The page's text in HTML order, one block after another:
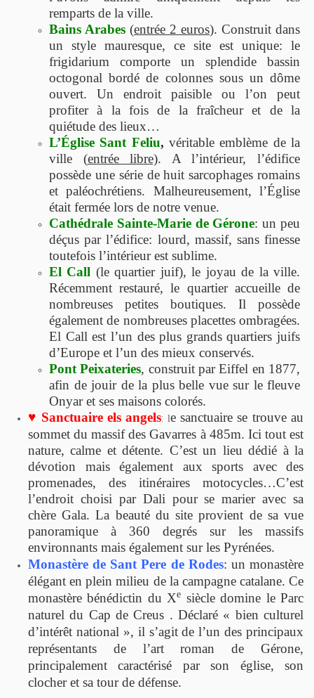
remparts de la ville.
Bains Arabes (entrée 2 euros). Construit dans
un style mauresque, ce site est unique: le
frigidarium comporte un splendide bassin
octogonal bordé de colonnes sous un dôme
ouvert. Un endroit paisible ou l’on peut
profiter à la fois de la fraîcheur et de la
quiétude des lieux…
L’Église Sant Feliu, véritable emblème de la
ville (entrée libre). A l’intérieur, l’édifice
possède une série de huit sarcophages romains
et paléochrétiens. Malheureusement, l’Église
était fermée lors de notre venue.
Cathédrale Sainte-Marie de Gérone: un peu
déçus par l’édifice: lourd, massif, sans finesse
toutefois l’intérieur est sublime.
El Call (le quartier juif), le joyau de la ville.
Récemment restauré, le quartier accueille de
nombreuses petites boutiques. Il possède
également de nombreuses placettes ombragées.
El Call est l’un des plus grands quartiers juifs
d’Europe et l’un des mieux conservés.
Pont Peixateries, construit par Eiffel en 1877,
afin de jouir de la plus belle vue sur le fleuve
Onyar et ses maisons colorés.
♥ Sanctuaire els angels: le sanctuaire se trouve au
sommet du massif des Gavarres à 485m. Ici tout est
nature, calme et détente. C’est un lieu dédié à la
dévotion mais également aux sports avec des
promenades, des itinéraires motocycles…C’est
l’endroit choisi par Dali pour se marier avec sa
chère Gala. La beauté du site provient de sa vue
panoramique à 360 degrés sur les massifs
environnants mais également sur les Pyrénées.
Monastère de Sant Pere de Rodes: un monastère
élégant en plein milieu de la campagne catalane. Ce
monastère bénédictin du Xe siècle domine le Parc
naturel du Cap de Creus . Déclaré « bien culturel
d’intérêt national », il s’agit de l’un des principaux
représentants de l’art roman de Gérone,
principalement caractérisé par son église, son
clocher et sa tour de défense.